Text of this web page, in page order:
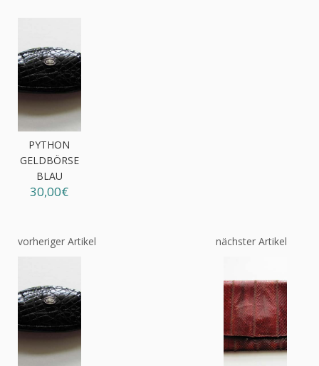
PYTHON
GELDBÖRSE
BLAU
30,00€
vorheriger Artikel nächster Artikel